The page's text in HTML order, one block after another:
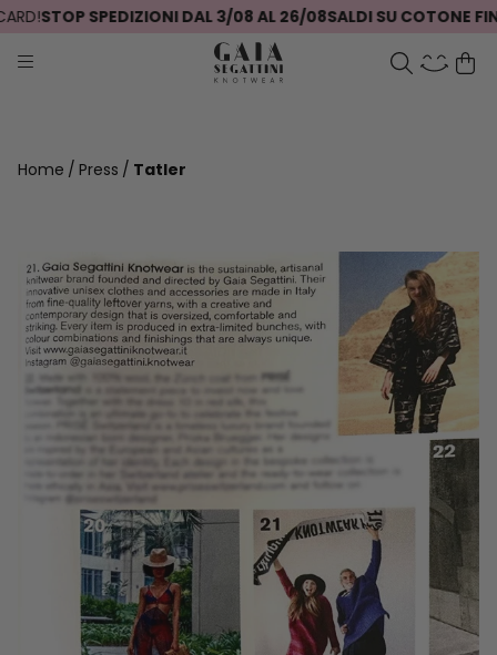
STOP SPEDIZIONI DAL 3/08 AL 26/08SALDI SU COTONE
Home Press Tatler